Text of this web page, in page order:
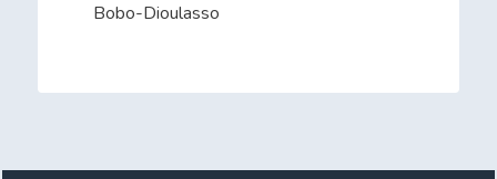
Bobo-Dioulasso